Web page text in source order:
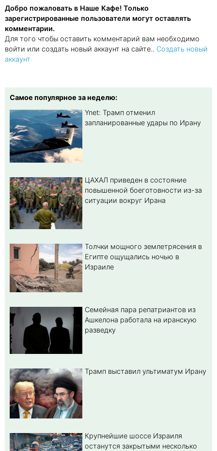
Добро пожаловать в Наше Кафе! Только
зарегистрированные пользователи могут оставлять
комментарии.
Для того чтобы оставить комментарий вам необходимо
войти или создать новый аккаунт на сайте.. Создать новый
аккаунт
Самое популярное за неделю:
Ynet: Трамп отменил
запланированные удары по Ирану
ЦАХАЛ приведен в состояние
повышенной боеготовности из-за
ситуации вокруг Ирана
Толчки мощного землетрясения в
Египте ощущались ночью в
Израиле
Семейная пара репатриантов из
Ашкелона работала на иранскую
разведку
Трамп выставил ультиматум Ирану
Крупнейшие шоссе Израиля
останутся закрытыми несколько